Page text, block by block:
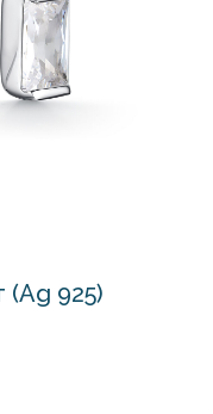
(Ag 925)